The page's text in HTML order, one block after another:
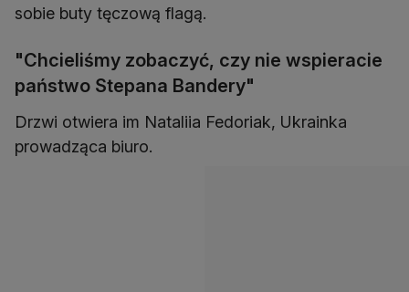
sobie buty tęczową flagą.
"Chcieliśmy zobaczyć, czy nie wspieracie
państwo Stepana Bandery"
Drzwi otwiera im Nataliia Fedoriak, Ukrainka
prowadząca biuro.